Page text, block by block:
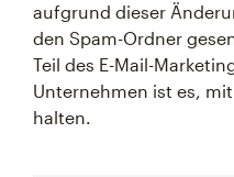
aufgrund dieser
den Spam-Ordner
Teil des E-Mail-
Unternehmen ist es,
halten.